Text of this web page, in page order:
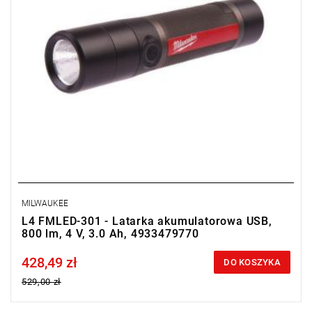
MILWAUKEE
L4 FMLED-301 - Latarka akumulatorowa USB,
800 lm, 4 V, 3.0 Ah, 4933479770
Price tax included
428,49 zł
529,00 zł
DO KOSZYKA